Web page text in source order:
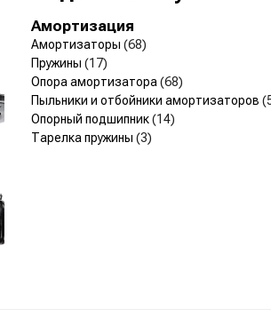
Амортизация
Амортизаторы (68)
Пружины (17)
Опора амортизатора (68)
Пыльники и отбойники амортизаторов
Опорный подшипник(14)
Тарелка пружины (3)